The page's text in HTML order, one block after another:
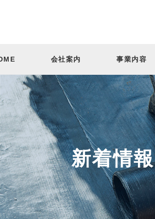
会社案内 事業内容
新着情報